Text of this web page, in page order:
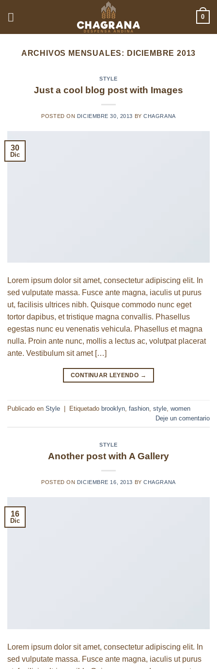
0
ARCHIVOS MENSUALES: DICIEMBRE 2013
STYLE
Just a cool blog post with Images
POSTED ON DICIEMBRE 30, 2013 BYCHAGRANA
30
Dic
Lorem ipsum dolor sit amet, consectetur adipiscing elit. In
sed vulputate massa. Fusce ante magna, iaculis ut purus
ut, facilisis ultrices nibh. Quisque commodo nunc eget
tortor dapibus, et tristique magna convallis. Phasellus
egestas nunc eu venenatis vehicula. Phasellus et magna
nulla. Proin ante nunc, mollis a lectus ac, volutpat placerat
ante. Vestibulum sit amet […]
CONTINUAR LEYENDO →
Publicado en Style | Etiquetado brooklyn fashion style women
Deje un comentario
STYLE
Another post with A Gallery
POSTED ON DICIEMBRE 16, 2013 BYCHAGRANA
16
Dic
Lorem ipsum dolor sit amet, consectetur adipiscing elit. In
sed vulputate massa. Fusce ante magna, iaculis ut purus